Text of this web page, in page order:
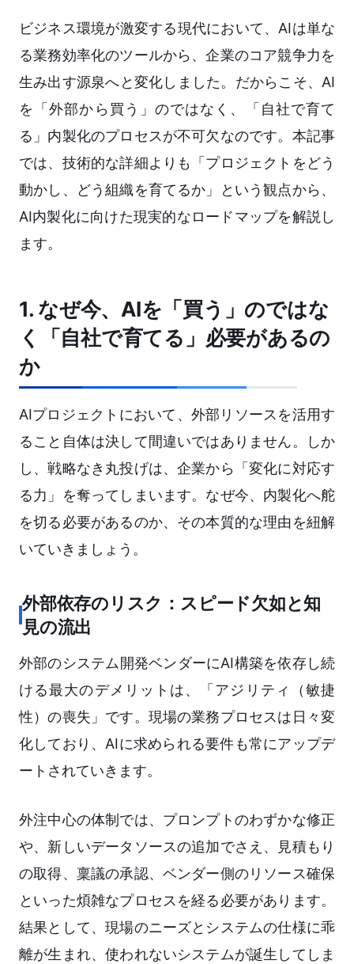
ビジネス環境が激変する現代において、AIは単な
る業務効率化のツールから、企業のコア競争力を
生み出す源泉へと変化しました。だからこそ、AI
を「外部から買う」のではなく、「自社で育て
る」内製化のプロセスが不可欠なのです。本記事
では、技術的な詳細よりも「プロジェクトをどう
動かし、どう組織を育てるか」という観点から、
AI内製化に向けた現実的なロードマップを解説し
ます。
1. なぜ今、AIを「買う」のではな
く「自社で育てる」必要があるの
か
AIプロジェクトにおいて、外部リソースを活用す
ること自体は決して間違いではありません。しか
し、戦略なき丸投げは、企業から「変化に対応す
る力」を奪ってしまいます。なぜ今、内製化へ舵
を切る必要があるのか、その本質的な理由を紐解
いていきましょう。
外部依存のリスク：スピード欠如と知
見の流出
外部のシステム開発ベンダーにAI構築を依存し続
ける最大のデメリットは、「アジリティ（敏捷
性）の喪失」です。現場の業務プロセスは日々変
化しており、AIに求められる要件も常にアップデ
ートされていきます。
外注中心の体制では、プロンプトのわずかな修正
や、新しいデータソースの追加でさえ、見積もり
の取得、稟議の承認、ベンダー側のリソース確保
といった煩雑なプロセスを経る必要があります。
結果として、現場のニーズとシステムの仕様に乖
離が生まれ、使われないシステムが誕生してしま